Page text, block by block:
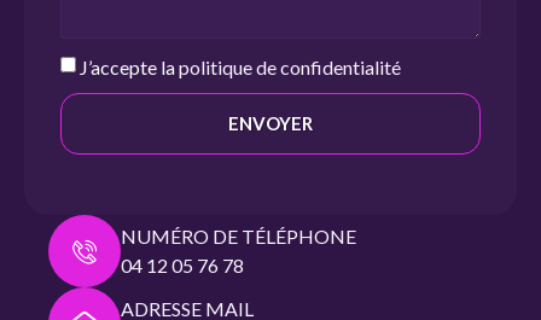
NUMÉRO DE TÉLÉPHONE
04 12 05 76 78
ADRESSE MAIL
J’accepte lapolitique de confidentialité
ENVOYER